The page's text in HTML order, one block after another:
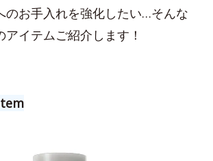
のお手入れを強化したい…そんな
イテムご紹介します！